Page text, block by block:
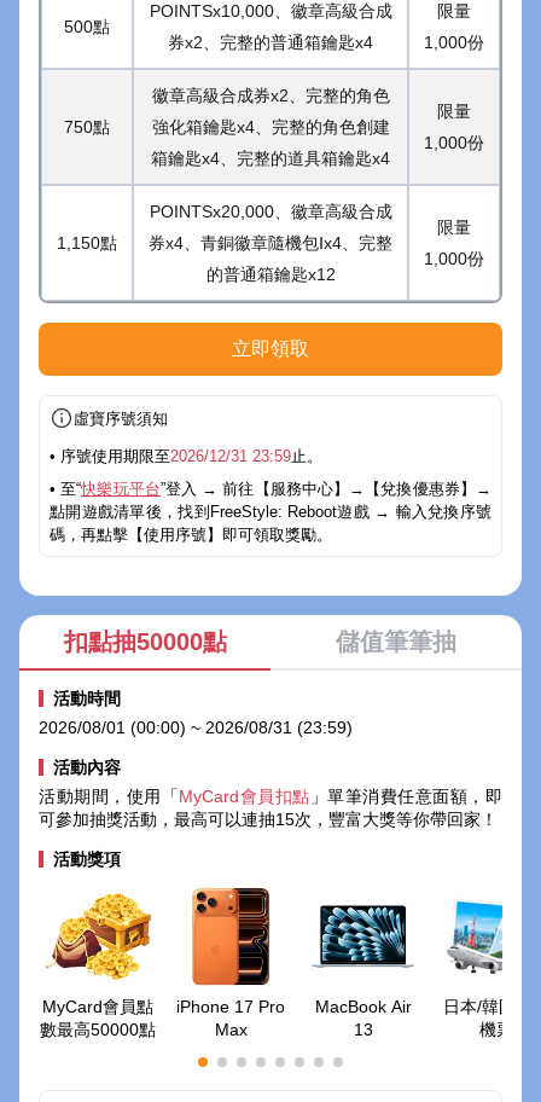
500點
POINTSx10,000、徽章高級合成
券x2、完整的普通箱鑰匙x4
限量
1,000份
750點
徽章高級合成券x2、完整的角色
強化箱鑰匙x4、完整的角色創建
箱鑰匙x4、完整的道具箱鑰匙x4
限量
1,000份
1,150點
POINTSx20,000、徽章高級合成
券x4、青銅徽章隨機包Ⅰx4、完整
的普通箱鑰匙x12
限量
1,000份
立即領取
虛寶序號須知
• 序號使用期限至2026/12/31 23:59止。
• 至“快樂玩平台”登入 → 前往【服務中心】→【兌換優惠券】→
點開遊戲清單後，找到FreeStyle: Reboot遊戲 → 輸入兌換序號
碼，再點擊【使用序號】即可領取獎勵。
扣點抽50000點 儲值筆筆抽
活動時間
2026/08/01 (00:00) ~ 2026/08/31 (23:59)
活動內容
活動期間，使用「MyCard會員扣點 」單筆消費任意面額，即
可參加抽獎活動，最高可以連抽15次，豐富大獎等你帶回家！
活動獎項
MyCard會員點
數最高50000點
iPhone 17 Pro
Max
MacBook Air
13
日本/韓國來
機票